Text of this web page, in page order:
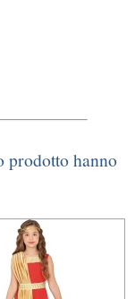
prodotto hanno